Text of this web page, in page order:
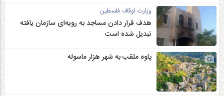
وزارت اوقاف فلسطین
هدف قرار دادن مساجد به رویه‌ای سازمان‌ یافته
تبدیل شده است
پاوه ملقب به شهر هزار ماسوله